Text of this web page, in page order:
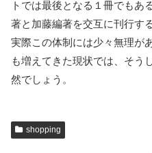
トでは最後となる１冊でもあ
著と加藤編著を交互に刊行す
実際この体制には少々無理が
も増えてきた現状では、そう
然でしょう。
shopping